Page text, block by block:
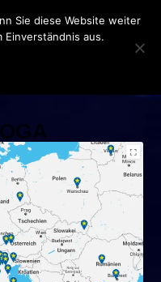
Sie diese Website weiter
aus.